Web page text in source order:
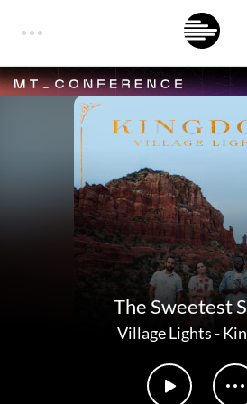
The Sweetest
Village Lights-